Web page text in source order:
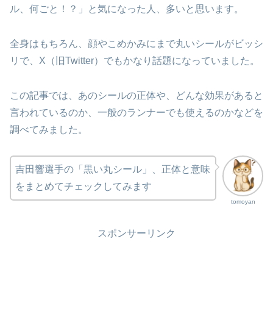
ル、何ごと！？」と気になった人、多いと思います。
全身はもちろん、顔やこめかみにまで丸いシールがビッシ
リで、X（旧Twitter）でもかなり話題になっていました。
この記事では、あのシールの正体や、どんな効果があると
言われているのか、一般のランナーでも使えるのかなどを
調べてみました。
tomoyan
吉田響選手の「黒い丸シール」、正体と意味
をまとめてチェックしてみます
スポンサーリンク